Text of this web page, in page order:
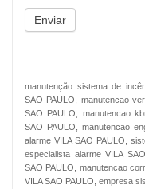
Enviar
manutenção sistema de
SAO PAULO, manutencao
SAO PAULO, manutencao
SAO PAULO, manutencao
alarme VILA SAO PAULO,
especialista alarme VILA
SAO PAULO, manutencao
VILA SAO PAULO, empresa